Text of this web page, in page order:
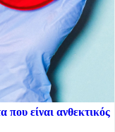
είναι ανθεκτικός